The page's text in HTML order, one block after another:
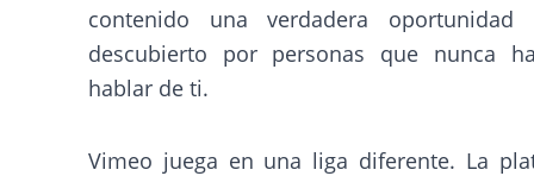
contenido una verdadera
descubierto por personas que nunca
hablar de ti.
Vimeo juega en una liga diferente. La